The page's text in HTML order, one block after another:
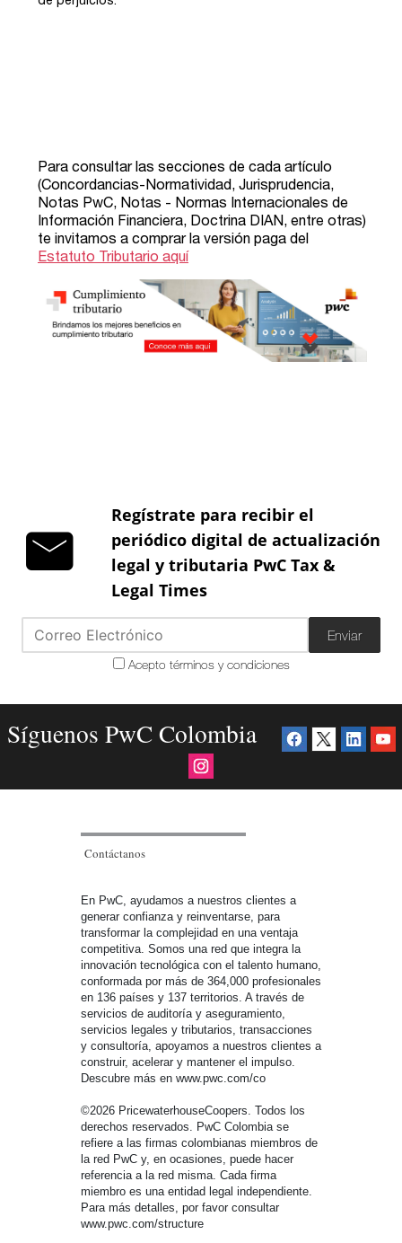
Regístrate para recibir el
periódico digital de actualización
legal y tributaria PwC Tax &
Legal Times
Enviar
Acepto términos y condiciones
Síguenos PwC Colombia
Contáctanos
En PwC, ayudamos a nuestros clientes a
generar confianza y reinventarse, para
transformar la complejidad en una ventaja
competitiva. Somos una red que integra la
innovación tecnológica con el talento humano,
conformada por más de 364,000 profesionales
en 136 países y 137 territorios. A través de
servicios de auditoría y aseguramiento,
servicios legales y tributarios, transacciones
y consultoría, apoyamos a nuestros clientes a
construir, acelerar y mantener el impulso.
Descubre más en www.pwc.com/co
©2026 PricewaterhouseCoopers. Todos los
derechos reservados. PwC Colombia se
refiere a las firmas colombianas miembros de
la red PwC y, en ocasiones, puede hacer
referencia a la red misma. Cada firma
miembro es una entidad legal independiente.
Para más detalles, por favor consultar
www.pwc.com/structure